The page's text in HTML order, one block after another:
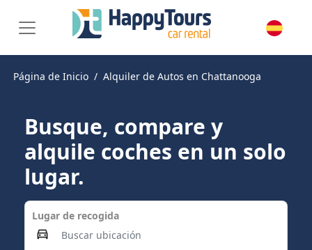
Página de Inicio Alquiler de Autos en Chattanooga
Busque, compare y
alquile coches en un solo
lugar.
Lugar de recogida